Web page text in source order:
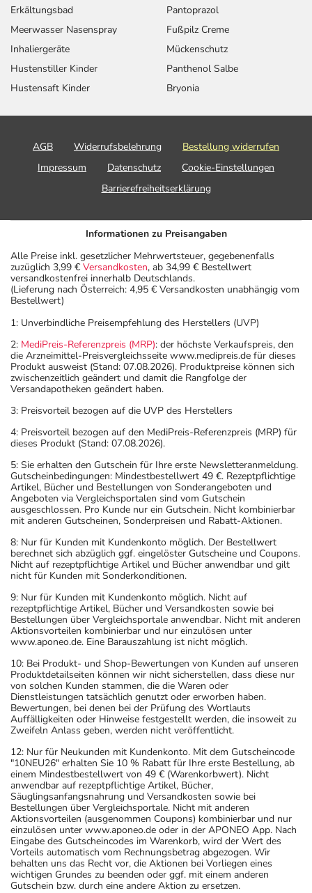
Erkältungsbad
Meerwasser Nasenspray
Inhaliergeräte
Hustenstiller Kinder
Hustensaft Kinder
Pantoprazol
Fußpilz Creme
Mückenschutz
Panthenol Salbe
Bryonia
AGB Widerrufsbelehrung
Bestellung widerrufen
Impressum
Datenschutz
Cookie-Einstellungen
Barrierefreiheitserklärung
Informationen zu Preisangaben
Alle Preise inkl. gesetzlicher Mehrwertsteuer, gegebenenfalls
zuzüglich 3,99 € Versandkosten, ab 34,99 € Bestellwert
versandkostenfrei innerhalb Deutschlands.
(Lieferung nach Österreich: 4,95 € Versandkosten unabhängig vom
Bestellwert)
1: Unverbindliche Preisempfehlung des Herstellers (UVP)
2: MediPreis-Referenzpreis (MRP): der höchste Verkaufspreis, den
die Arzneimittel-Preisvergleichsseite www.medipreis.de für dieses
Produkt ausweist (Stand: 07.08.2026). Produktpreise können sich
zwischenzeitlich geändert und damit die Rangfolge der
Versandapotheken geändert haben.
3: Preisvorteil bezogen auf die UVP des Herstellers
4: Preisvorteil bezogen auf den MediPreis-Referenzpreis (MRP) für
dieses Produkt (Stand: 07.08.2026).
5: Sie erhalten den Gutschein für Ihre erste Newsletteranmeldung.
Gutscheinbedingungen: Mindestbestellwert 49 €. Rezeptpflichtige
Artikel, Bücher und Bestellungen von Sonderangeboten und
Angeboten via Vergleichsportalen sind vom Gutschein
ausgeschlossen. Pro Kunde nur ein Gutschein. Nicht kombinierbar
mit anderen Gutscheinen, Sonderpreisen und Rabatt-Aktionen.
8: Nur für Kunden mit Kundenkonto möglich. Der Bestellwert
berechnet sich abzüglich ggf. eingelöster Gutscheine und Coupons.
Nicht auf rezeptpflichtige Artikel und Bücher anwendbar und gilt
nicht für Kunden mit Sonderkonditionen.
9: Nur für Kunden mit Kundenkonto möglich. Nicht auf
rezeptpflichtige Artikel, Bücher und Versandkosten sowie bei
Bestellungen über Vergleichsportale anwendbar. Nicht mit anderen
Aktionsvorteilen kombinierbar und nur einzulösen unter
www.aponeo.de. Eine Barauszahlung ist nicht möglich.
10: Bei Produkt- und Shop-Bewertungen von Kunden auf unseren
Produktdetailseiten können wir nicht sicherstellen, dass diese nur
von solchen Kunden stammen, die die Waren oder
Dienstleistungen tatsächlich genutzt oder erworben haben.
Bewertungen, bei denen bei der Prüfung des Wortlauts
Auffälligkeiten oder Hinweise festgestellt werden, die insoweit zu
Zweifeln Anlass geben, werden nicht veröffentlicht.
12: Nur für Neukunden mit Kundenkonto. Mit dem Gutscheincode
"10NEU26" erhalten Sie 10 % Rabatt für Ihre erste Bestellung, ab
einem Mindestbestellwert von 49 € (Warenkorbwert). Nicht
anwendbar auf rezeptpflichtige Artikel, Bücher,
Säuglingsanfangsnahrung und Versandkosten sowie bei
Bestellungen über Vergleichsportale. Nicht mit anderen
Aktionsvorteilen (ausgenommen Coupons) kombinierbar und nur
einzulösen unter www.aponeo.de oder in der APONEO App. Nach
Eingabe des Gutscheincodes im Warenkorb, wird der Wert des
Vorteils automatisch vom Rechnungsbetrag abgezogen. Wir
behalten uns das Recht vor, die Aktionen bei Vorliegen eines
wichtigen Grundes zu beenden oder ggf. mit einem anderen
Gutschein bzw. durch eine andere Aktion zu ersetzen.